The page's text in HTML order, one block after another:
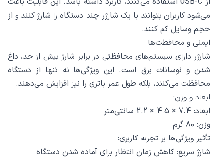
می‌شود کاربران بتوانند با یک شارژر چند دستگاه را شارژ کنند و از
حجم وسایل کم کنند.
ایمنی و محافظت‌ها
شارژر دارای سیستم‌های محافظتی در برابر شارژ بیش از حد، داغ
شدن و نوسانات برق است. این ویژگی‌ها نه تنها از دستگاه
محافظت می‌کنند، بلکه طول عمر باتری را نیز افزایش می‌دهند.
ابعاد و وزن:
ابعاد: 7.4 × 4.5 × 2.2 سانتی‌متر
وزن: 80 گرم
تأثیر ویژگی‌ها بر تجربه کاربری:
شارژ سریع: کاهش زمان انتظار برای آماده شدن دستگاه